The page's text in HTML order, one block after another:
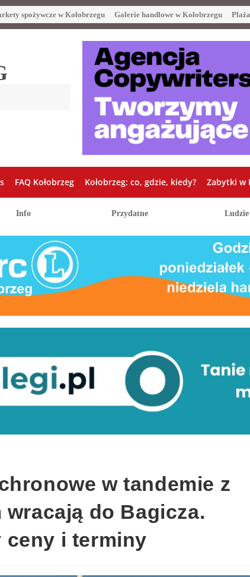
spożywcze w Kołobrzegu Galerie handlowe w Kołobrzegu
FAQ Kołobrzeg Kołobrzeg: co, gdzie, kiedy? Zabytki w
Info Przydatne Ludzie
w tandemie z
do Bagicza.
ceny i terminy